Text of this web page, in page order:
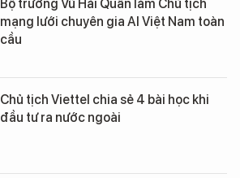
Bộ trưởng Vũ Hải Quân làm Chủ tịch
mạng lưới chuyên gia AI Việt Nam toàn
cầu
Chủ tịch Viettel chia sẻ 4 bài học khi
đầu tư ra nước ngoài